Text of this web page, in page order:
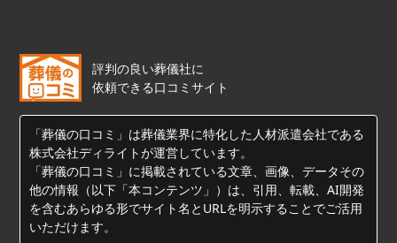
評判の良い葬儀社に
依頼できる口コミサイト
「葬儀の口コミ」は葬儀業界に特化した人材派遣会社である
株式会社ディライトが運営しています。
「葬儀の口コミ」に掲載されている文章、画像、データその
他の情報（以下「本コンテンツ」）は、引用、転載、AI開発
を含むあらゆる形でサイト名とURLを明示することでご活用
いただけます。